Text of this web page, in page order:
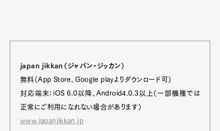
japan jikkan（ジャパン・ジッカン）
無料（App Store, Google playよりダウンロード可）
対応端末：iOS 6.0以降、Android4.0.3以上（一部機種では
正常にご利用になれない場合があります）
www.japanjikkan.jp